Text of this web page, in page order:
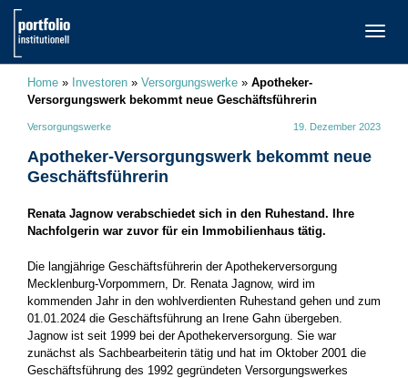
Home » Investoren » Versorgungswerke » Apotheker-
Versorgungswerk bekommt neue Geschäftsführerin
Versorgungswerke 19. Dezember 2023
Apotheker-Versorgungswerk bekommt neue
Geschäftsführerin
Renata Jagnow verabschiedet sich in den Ruhestand. Ihre
Nachfolgerin war zuvor für ein Immobilienhaus tätig.
Die langjährige Geschäftsführerin der Apothekerversorgung
Mecklenburg-Vorpommern, Dr. Renata Jagnow, wird im
kommenden Jahr in den wohlverdienten Ruhestand gehen und zum
01.01.2024 die Geschäftsführung an Irene Gahn übergeben.
Jagnow ist seit 1999 bei der Apothekerversorgung. Sie war
zunächst als Sachbearbeiterin tätig und hat im Oktober 2001 die
Geschäftsführung des 1992 gegründeten Versorgungswerkes